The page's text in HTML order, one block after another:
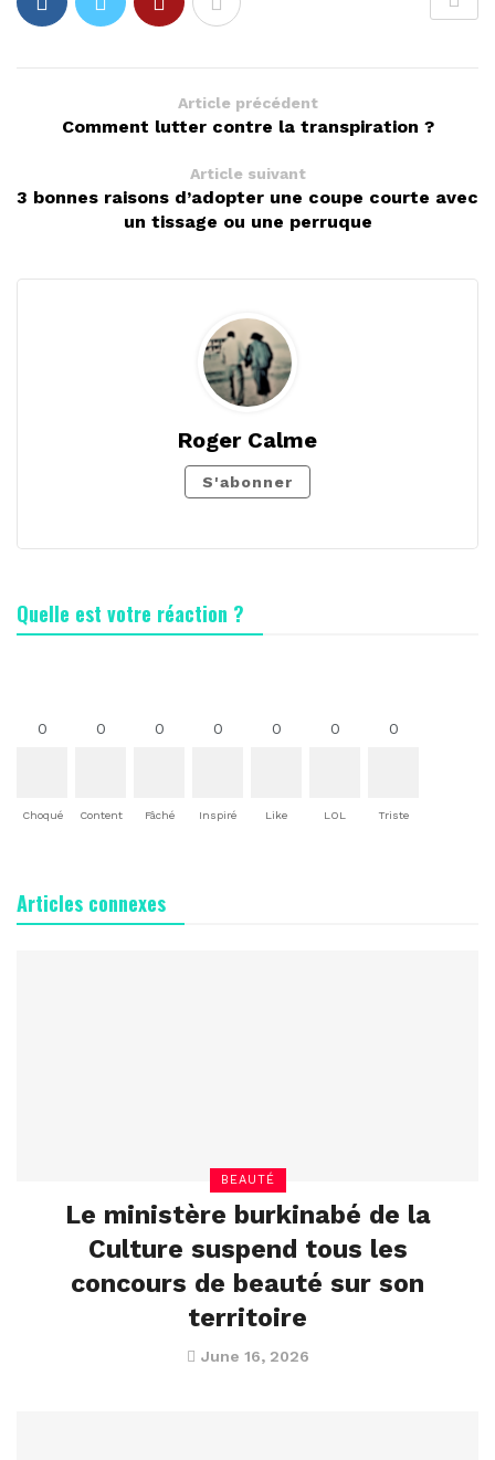
Article précédent
Comment lutter contre la transpiration ?
Article suivant
3 bonnes raisons d’adopter une coupe courte avec
un tissage ou une perruque
Roger Calme
S'abonner
Quelle est votre réaction ?
0
Choqué
0
Content
0
Fâché
0
Inspiré
0
Like
0
LOL
0
Triste
Articles connexes
BEAUTÉ
Le ministère burkinabé de la
Culture suspend tous les
concours de beauté sur son
territoire
June 16, 2026